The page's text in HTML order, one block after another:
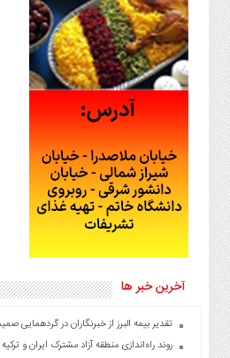
آخرین خبر ها
تقدیر بیمه البرز از خبرنگاران در گردهمایی
روند راه‌اندازی منطقه آزاد مشترک ایران و